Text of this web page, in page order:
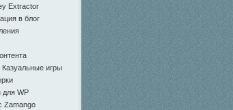
Extractor
в блог
Казуальные игры
для WP
Zamango